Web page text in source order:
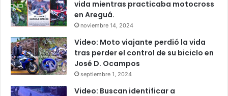
vida mientras practicaba motocross
en Areguá.
noviembre 14, 2024
Video: Moto viajante perdió la vida
tras perder el control de su biciclo en
José D. Ocampos
septiembre 1, 2024
Video: Buscan identificar a